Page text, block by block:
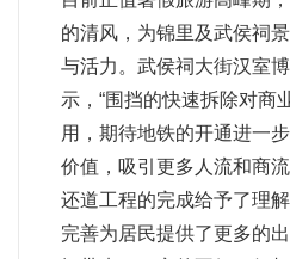
的清风，为锦里及武侯祠
与活力。武侯祠大街汉室
示，“围挡的快速拆除对商
用，期待地铁的开通进一
价值，吸引更多人流和商
还道工程的完成给予了理
完善为居民提供了更多的